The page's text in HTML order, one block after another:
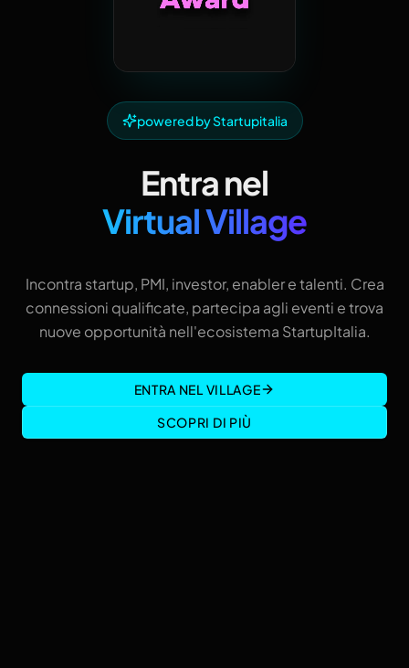
powered by Startupitalia
Entra nel
Virtual Village
Incontra startup, PMI, investor, enabler e talenti. Crea
connessioni qualificate, partecipa agli eventi e trova
nuove opportunità nell'ecosistema StartupItalia.
ENTRA NEL VILLAGE
SCOPRI DI PIÙ